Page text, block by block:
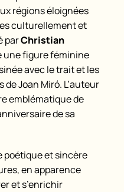
régions éloignées
culturellement et
parChristian
une figure féminine
avec le trait et les
Joan Miró. L’auteur
emblématique de
de sa
poétique et sincère
en apparence
et s’enrichir